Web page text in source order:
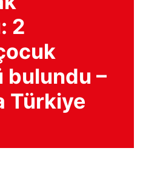
2
bulundu –
Türkiye